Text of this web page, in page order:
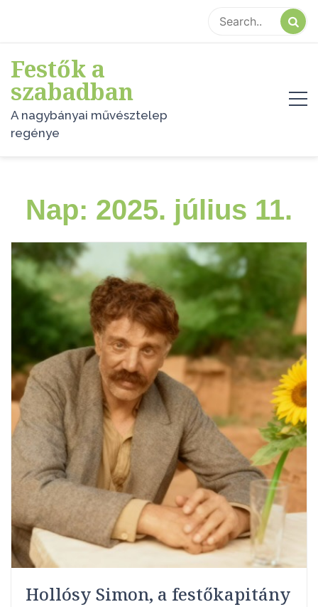
content
Festők a
szabadban
A nagybányai művésztelep
regénye
Nap: 2025. július 11.
Hollósy Simon, a festőkapitány